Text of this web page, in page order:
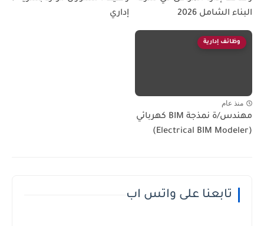
البناء الشامل 2026
إداري
وظائف إدارية
منذ عام
مهندس/ة نمذجة BIM كهربائي
(Electrical BIM Modeler)
تابعنا على واتس اب